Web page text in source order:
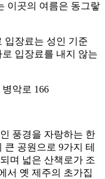
이곳의 여름은 동그랗
입장료는 성인 기준
로 입장료를 내지 않는
악로 166
풍경을 자랑하는 한
공원으로 9가지 테
며 넓은 산책로가 조
서 옛 제주의 초가집